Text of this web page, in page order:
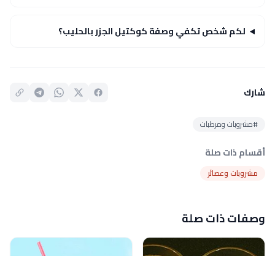
لكم شخص تكفي وصفة كوكتيل الجزر بالحليب؟
شارك
#مشروبات ومرطبات
أقسام ذات صلة
مشروبات وعصائر
وصفات ذات صلة